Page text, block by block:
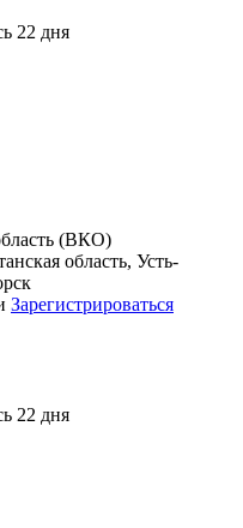
22 дня
(ВКО)
область, Усть-
Зарегистрироваться
22 дня